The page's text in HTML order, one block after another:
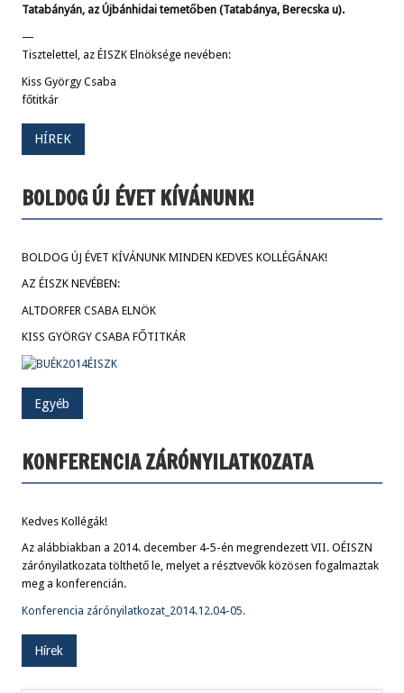
Tatabányán, az Újbánhidai temetőben (Tatabánya, Berecska u).
—
Tisztelettel, az ÉISZK Elnöksége nevében:
Kiss György Csaba
főtitkár
HÍREK
BOLDOG ÚJ ÉVET KÍVÁNUNK!
BOLDOG ÚJ ÉVET KÍVÁNUNK MINDEN KEDVES KOLLÉGÁNAK!
AZ ÉISZK NEVÉBEN:
ALTDORFER CSABA ELNÖK
KISS GYÖRGY CSABA FŐTITKÁR
Egyéb
KONFERENCIA ZÁRÓNYILATKOZATA
Kedves Kollégák!
Az alábbiakban a 2014. december 4-5-én megrendezett VII. OÉISZN
zárónyilatkozata tölthető le, melyet a résztvevők közösen fogalmaztak
meg a konferencián.
Konferencia zárónyilatkozat_2014.12.04-05.
Hírek